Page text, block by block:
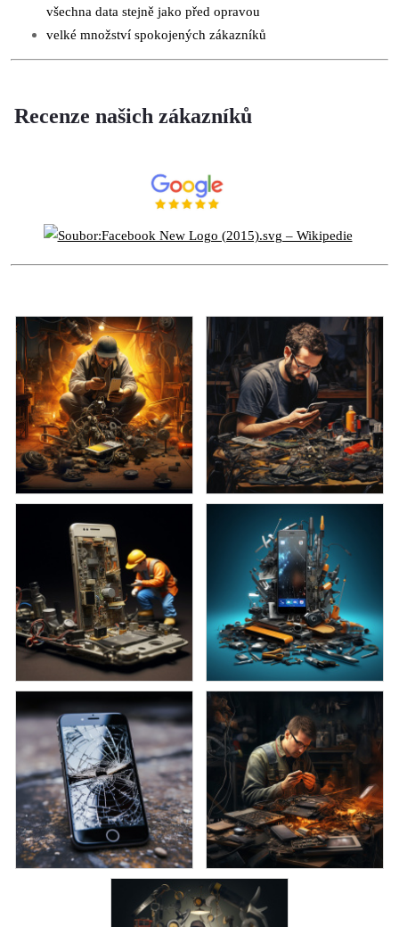
všechna data stejně jako před opravou
velké množství spokojených zákazníků
Recenze našich zákazníků